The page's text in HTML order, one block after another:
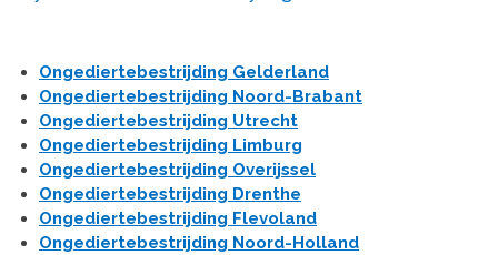
Ongediertebestrijding Gelderland
Ongediertebestrijding Noord-Brabant
Ongediertebestrijding Utrecht
Ongediertebestrijding Limburg
Ongediertebestrijding Overijssel
Ongediertebestrijding Drenthe
Ongediertebestrijding Flevoland
Ongediertebestrijding Noord-Holland